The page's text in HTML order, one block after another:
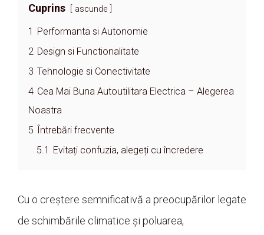
Cuprins ascunde
1
Performanta si Autonomie
2 Design si Functionalitate
3 Tehnologie si Conectivitate
4 Cea Mai Buna Autoutilitara Electrica – Alegerea
Noastra
5
Întrebări frecvente
5.1
Evitați confuzia, alegeți cu încredere
Cu o creștere semnificativă a preocupărilor legate
de schimbările climatice și poluarea,